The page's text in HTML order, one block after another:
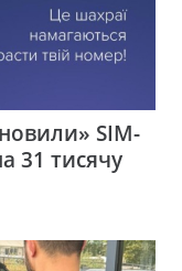
SIM-
31 тисячу